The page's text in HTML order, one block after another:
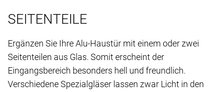
SEITENTEILE
Ergänzen Sie Ihre Alu-Haustür mit einem oder zwei
Seitenteilen aus Glas. Somit erscheint der
Eingangsbereich besonders hell und freundlich.
Verschiedene Spezialgläser lassen zwar Licht in den